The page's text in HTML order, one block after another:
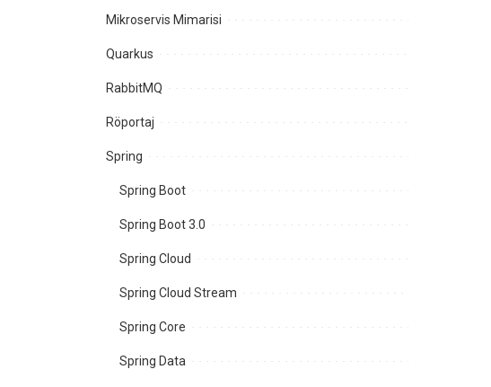
Mikroservis Mimarisi
Quarkus
RabbitMQ
Röportaj
Spring
Spring Boot
Spring Boot 3.0
Spring Cloud
Spring Cloud Stream
Spring Core
Spring Data